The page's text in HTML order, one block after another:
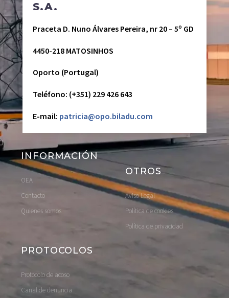
S.A.
Praceta D. Nuno Álvares Pereira, nr 20 – 5º GD
4450-218 MATOSINHOS
Oporto (Portugal)
Teléfono: (+351) 229 426 643
E-mail: patricia@opo.biladu.com
INFORMACIÓN
OEA
Contacto
Quienes somos
OTROS
Aviso Legal
Política de cookies
Política de privacidad
PROTOCOLOS
Protocolo de acoso
Canal de denuncia